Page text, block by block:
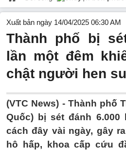
Xuất bản ngày 14/04/2025 06:30 AM
Thành phố bị
lần một đêm
chật người hen
(VTC News) - Thành phố
Quốc) bị sét đánh 6.000
cách đây vài ngày, gây
hô hấp, khoa cấp cứu